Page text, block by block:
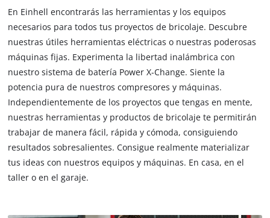
En Einhell encontrarás las herramientas y los equipos
necesarios para todos tus proyectos de bricolaje. Descubre
nuestras útiles herramientas eléctricas o nuestras poderosas
máquinas fijas. Experimenta la libertad inalámbrica con
nuestro sistema de batería Power X-Change. Siente la
potencia pura de nuestros compresores y máquinas.
Independientemente de los proyectos que tengas en mente,
nuestras herramientas y productos de bricolaje te permitirán
trabajar de manera fácil, rápida y cómoda, consiguiendo
resultados sobresalientes. Consigue realmente materializar
tus ideas con nuestros equipos y máquinas. En casa, en el
taller o en el garaje.